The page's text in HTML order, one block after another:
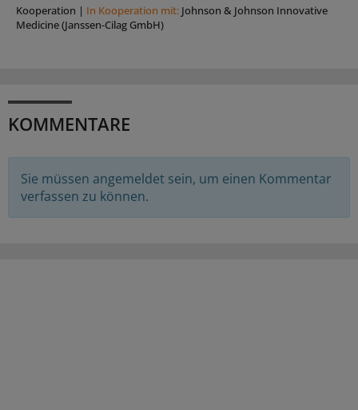
Kooperation | In Kooperation mit: Johnson & Johnson Innovative
Medicine (Janssen-Cilag GmbH)
KOMMENTARE
Sie müssen angemeldet sein, um einen Kommentar
verfassen zu können.